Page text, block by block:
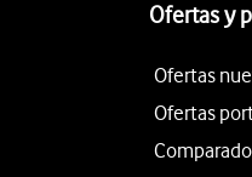
Ofertas y
Ofertas
Ofertas